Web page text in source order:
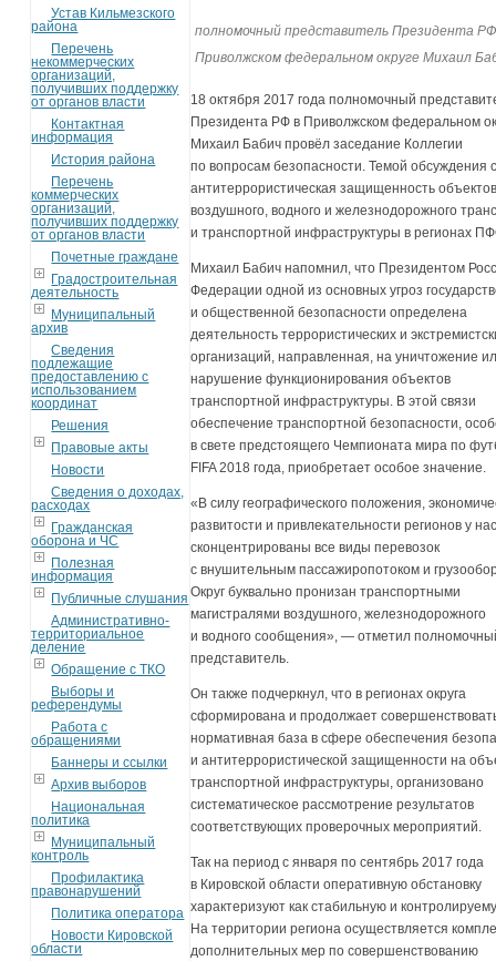
Устав Кильмезского
района
Перечень
некоммерческих
организаций,
получивших поддержку
от органов власти
Контактная
информация
История района
Перечень
коммерческих
организаций,
получивших поддержку
от органов власти
Почетные граждане
Градостроительная
деятельность
Муниципальный
архив
Сведения
подлежащие
предоставлению с
использованием
координат
Решения
Правовые акты
Новости
Сведения о доходах,
расходах
Гражданская
оборона и ЧС
Полезная
информация
Публичные слушания
Административно-
территориальное
деление
Обращение с ТКО
Выборы и
референдумы
Работа с
обращениями
Баннеры и ссылки
Архив выборов
Национальная
политика
Муниципальный
контроль
Профилактика
правонарушений
Политика оператора
Новости Кировской
области
полномочный представитель Президента
Приволжском федеральном округе Михаил
18 октября 2017 года полномочный
Президента РФ в Приволжском федеральном
Михаил Бабич провёл заседание Коллегии
по вопросам безопасности. Темой обсуждения
антитеррористическая защищенность
воздушного, водного и железнодорожного
и транспортной инфраструктуры в регионах
Михаил Бабич напомнил, что Президентом
Федерации одной из основных угроз
и общественной безопасности определена
деятельность террористических и
организаций, направленная, на уничтожение
нарушение функционирования объектов
транспортной инфраструктуры. В этой связи
обеспечение транспортной безопасности,
в свете предстоящего Чемпионата мира по
FIFA 2018 года, приобретает особое значение.
«В силу географического положения,
развитости и привлекательности регионов у
сконцентрированы все виды перевозок
с внушительным пассажиропотоком и
Округ буквально пронизан транспортными
магистралями воздушного, железнодорожного
и водного сообщения», — отметил
представитель.
Он также подчеркнул, что в регионах округа
сформирована и продолжает
нормативная база в сфере обеспечения
и антитеррористической защищенности на
транспортной инфраструктуры, организовано
систематическое рассмотрение результатов
соответствующих проверочных мероприятий.
Так на период с января по сентябрь 2017 года
в Кировской области оперативную обстановку
характеризуют как стабильную и
На территории региона осуществляется
дополнительных мер по совершенствованию